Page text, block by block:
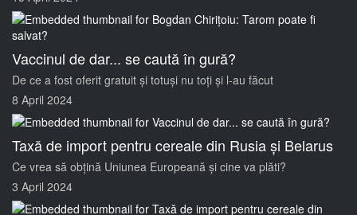
Vaccinul de dar... se caută în gură?
De ce a fost oferit gratuit și totuși nu toți și l-au făcut
8 April 2024
Taxă de import pentru cereale din Rusia și Belarus
Ce vrea să obțină Uniunea Europeană și cine va plăti?
3 April 2024